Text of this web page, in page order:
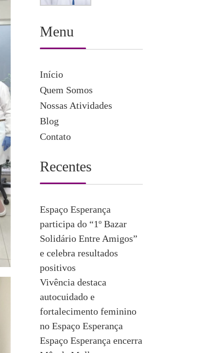
Menu
Início
Quem Somos
Nossas Atividades
Blog
Contato
Recentes
Espaço Esperança
participa do “1º Bazar
Solidário Entre Amigos”
e celebra resultados
positivos
Vivência destaca
autocuidado e
fortalecimento feminino
no Espaço Esperança
Espaço Esperança encerra